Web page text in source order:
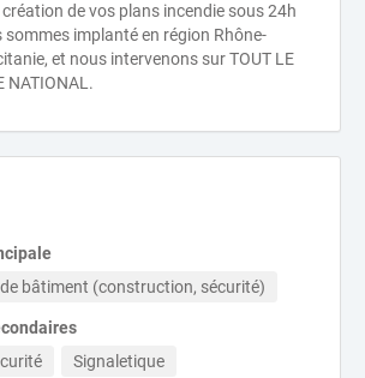
de vos plans incendie sous 24h
sommes implanté en région Rhône-
et nous intervenons sur TOUT LE
NATIONAL.
bâtiment (construction, sécurité)
Signaletique